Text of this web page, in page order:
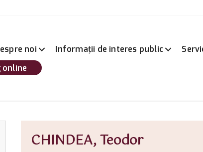
noi Informații de interes public
online
CHINDEA, Teodor